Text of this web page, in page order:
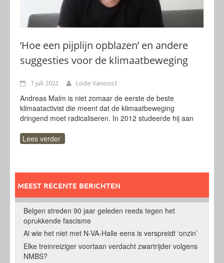
‘Hoe een pijplijn opblazen’ en andere
suggesties voor de klimaatbeweging
7 juli 2021 Lode Vanoost
Andreas Malm is niet zomaar de eerste de beste
klimaatactivist die meent dat de klimaatbeweging
dringend moet radicaliseren. In 2012 studeerde hij aan
Lees verder
MEEST RECENTE BERICHTEN
Belgen streden 90 jaar geleden reeds tegen het
oprukkende fascisme
Al wie het niet met N-VA-Halle eens is verspreidt ‘onzin’
Elke treinreiziger voortaan verdacht zwartrijder volgens
NMBS?